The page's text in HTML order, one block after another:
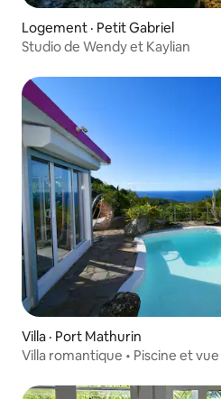
Logement · Petit Gabriel
Studio de Wendy et Kaylian
Villa · Port Mathurin
Villa romantique • Piscine et